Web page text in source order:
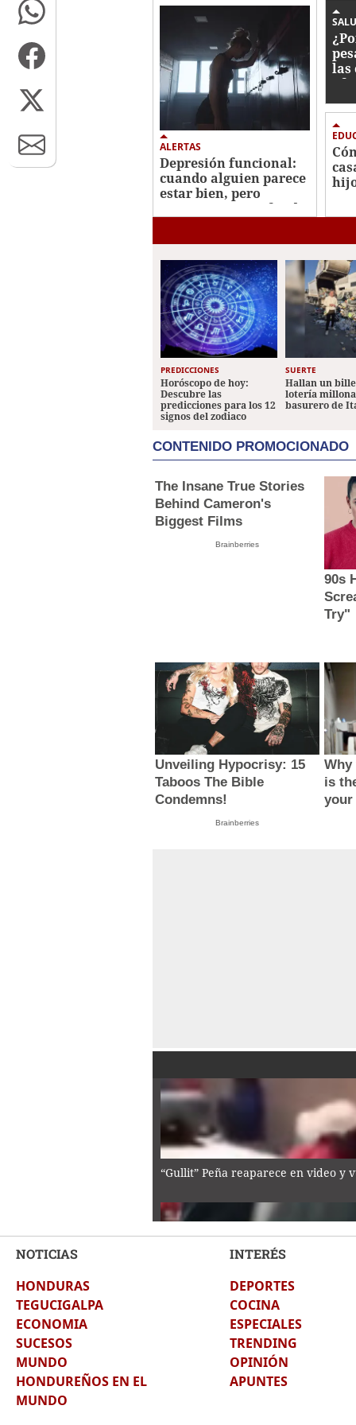
42
secondsVolume
ALERTAS
Depresión funcional:
cuando alguien parece
estar bien, pero
atraviesa un profundo
las
PREDICCIONES
Horóscopo de hoy:
Descubre las
predicciones para los 12
signos del zodiaco
SUERTE
Hallan un
lotería
basurero de
CONTENIDO PROMOCIONADO
The Insane True Stories
Behind Cameron's
Biggest Films
Brainberries
90s
Try"
Unveiling Hypocrisy: 15
Taboos The Bible
Condemns!
Brainberries
is
your
“Gullit” Peña reaparece en video y
Periodistas comparecen ante
NOTICIAS
HONDURAS
TEGUCIGALPA
ECONOMIA
SUCESOS
MUNDO
HONDUREÑOS EN EL
MUNDO
INTERÉS
DEPORTES
COCINA
ESPECIALES
TRENDING
OPINIÓN
APUNTES